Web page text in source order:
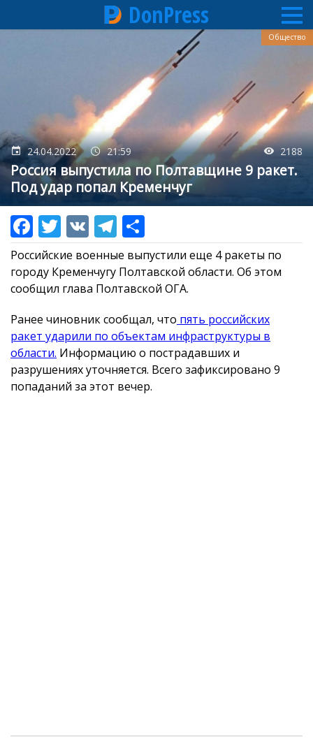
DonPress
24.04.2022 21:59 2188
Россия выпустила по Полтавщине 9 ракет.
Под удар попал Кременчуг
Общество
Российские военные выпустили еще 4 ракеты по
городу Кременчугу Полтавской области. Об этом
сообщил глава Полтавской ОГА.
Ранее чиновник сообщал, что пять российских
ракет ударили по объектам инфраструктуры в
области. Информацию о пострадавших и
разрушениях уточняется. Всего зафиксировано 9
попаданий за этот вечер.